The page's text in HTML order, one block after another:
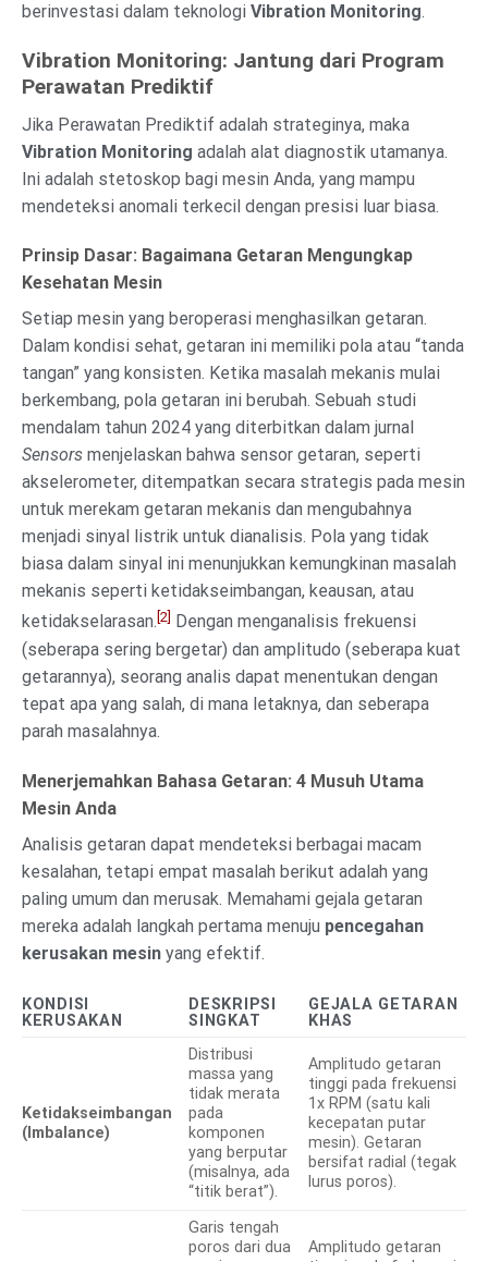
berinvestasi dalam teknologi Vibration Monitoring.
Vibration Monitoring: Jantung dari Program
Perawatan Prediktif
Jika Perawatan Prediktif adalah strateginya, maka
Vibration Monitoring adalah alat diagnostik utamanya.
Ini adalah stetoskop bagi mesin Anda, yang mampu
mendeteksi anomali terkecil dengan presisi luar biasa.
Prinsip Dasar: Bagaimana Getaran Mengungkap
Kesehatan Mesin
Setiap mesin yang beroperasi menghasilkan getaran.
Dalam kondisi sehat, getaran ini memiliki pola atau “tanda
tangan” yang konsisten. Ketika masalah mekanis mulai
berkembang, pola getaran ini berubah. Sebuah studi
mendalam tahun 2024 yang diterbitkan dalam jurnal
Sensors menjelaskan bahwa sensor getaran, seperti
akselerometer, ditempatkan secara strategis pada mesin
untuk merekam getaran mekanis dan mengubahnya
menjadi sinyal listrik untuk dianalisis. Pola yang tidak
biasa dalam sinyal ini menunjukkan kemungkinan masalah
mekanis seperti ketidakseimbangan, keausan, atau
ketidakselarasan. [2] Dengan menganalisis frekuensi
(seberapa sering bergetar) dan amplitudo (seberapa kuat
getarannya), seorang analis dapat menentukan dengan
tepat apa yang salah, di mana letaknya, dan seberapa
parah masalahnya.
Menerjemahkan Bahasa Getaran: 4 Musuh Utama
Mesin Anda
Analisis getaran dapat mendeteksi berbagai macam
kesalahan, tetapi empat masalah berikut adalah yang
paling umum dan merusak. Memahami gejala getaran
mereka adalah langkah pertama menuju pencegahan
kerusakan mesin yang efektif.
KONDISI
KERUSAKAN
DESKRIPSI
SINGKAT
GEJALA GETARAN
KHAS
Ketidakseimbangan
(Imbalance)
Distribusi
massa yang
tidak merata
pada
komponen
yang berputar
(misalnya, ada
“titik berat”).
Amplitudo getaran
tinggi pada frekuensi
1x RPM (satu kali
kecepatan putar
mesin). Getaran
bersifat radial (tegak
lurus poros).
Garis tengah
poros dari dua
Amplitudo getaran